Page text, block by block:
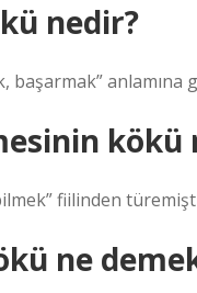
nedir?
başarmak”
kökü
fiilinden
ne